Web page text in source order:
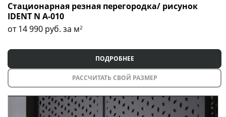
Стационарная резная перегородка/ рисунок
IDENT N A-010
от 14 990 руб. за м2
ПОДРОБНЕЕ
РАССЧИТАТЬ СВОЙ РАЗМЕР